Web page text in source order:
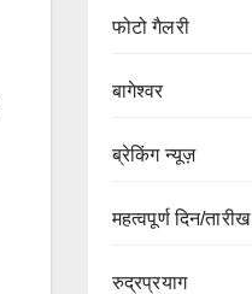
फोटो गैलरी
बागेश्वर
ब्रेकिंग न्यूज़
महत्वपूर्ण दिन/तारीख
रुद्रप्रयाग